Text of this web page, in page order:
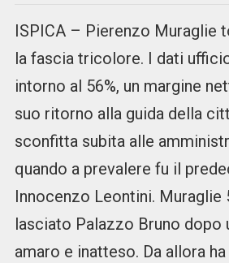
ISPICA – Pierenzo Muraglie
la fascia tricolore. I dati
intorno al 56%, un margine
suo ritorno alla guida della
sconfitta subita alle
quando a prevalere fu il
Innocenzo Leontini. Muraglie
lasciato Palazzo Bruno dopo
amaro e inatteso. Da allora